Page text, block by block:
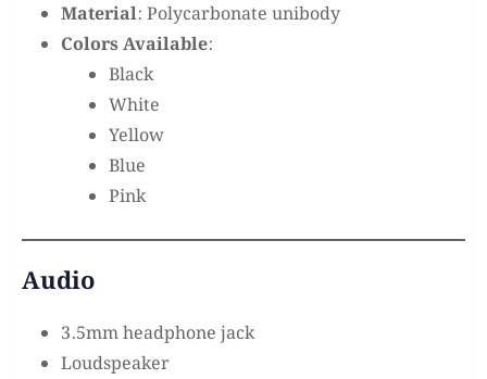
Material: Polycarbonate unibody
Colors Available:
Black
White
Yellow
Blue
Pink
Audio
3.5mm headphone jack
Loudspeaker